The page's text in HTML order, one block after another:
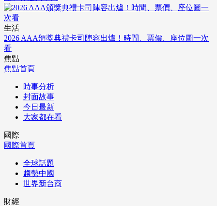
生活
2026 AAA頒獎典禮卡司陣容出爐！時間、票價、座位圖一次
看
焦點
焦點首頁
時事分析
封面故事
今日最新
大家都在看
國際
國際首頁
全球話題
趨勢中國
世界新台商
財經